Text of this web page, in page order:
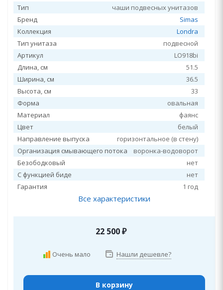
Тип
чаши подвесных унитазов
Бренд
Simas
Коллекция
Londra
Тип унитаза
подвесной
Артикул
LO918bi
Длина, см
51.5
Ширина, см
36.5
Высота, см
33
Форма
овальная
Материал
фаянс
Цвет
белый
Направление выпуска
горизонтальное (в стену)
Организация смывающего потока
воронка-водоворот
Безободковый
нет
С функцией биде
нет
Гарантия
1 год
Все характеристики
22 500₽
Очень мало Нашли дешевле?
В корзину